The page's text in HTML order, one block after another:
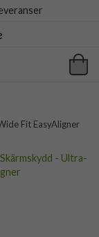
Fit EasyAligner